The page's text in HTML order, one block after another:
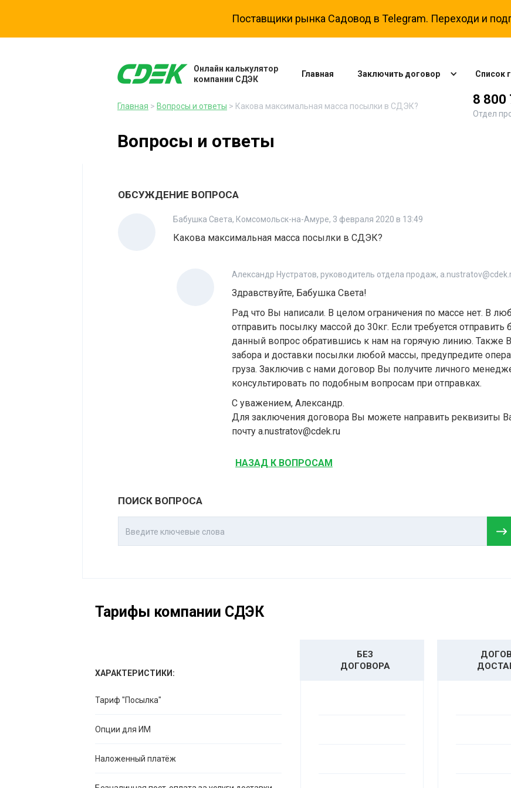
Поставщики рынка Садовод в Telegram. Переходи и
Онлайн калькулятор
компании СДЭК
Главная Заключить договор Список
8 800
Отдел
Главная > Вопросы и ответы > Какова максимальная масса посылки в СДЭК?
Вопросы и ответы
ОБСУЖДЕНИЕ ВОПРОСА
Бабушка Света, Комсомольск-на-Амуре, 3 февраля 2020 в 13:49
Какова максимальная масса посылки в СДЭК?
Александр Нустратов, руководитель отдела продаж,
Здравствуйте, Бабушка Света!
Рад что Вы написали. В целом ограничения по массе нет. В
отправить посылку массой до 30кг. Если требуется
данный вопрос обратившись к нам на горячую линию. Также
забора и доставки посылки любой массы, предупредите
груза. Заключив с нами договор Вы получите личного
консультировать по подобным вопросам при отправках.
C уважением, Александр.
Для заключения договора Вы можете направить реквизиты
почту a.nustratov@cdek.ru
НАЗАД К ВОПРОСАМ
ПОИСК ВОПРОСА
Тарифы компании СДЭК
ХАРАКТЕРИСТИКИ:
Тариф "Посылка"
Опции для ИМ
Наложенный платёж
БЕЗ
ДОГОВОРА